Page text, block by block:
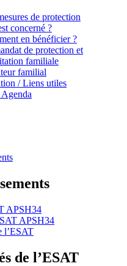
de protection
concerné ?
en bénéficier ?
de protection et
familiale
familial
/ Liens utiles
APSH34
APSH34
l’ESAT
de l’ESAT